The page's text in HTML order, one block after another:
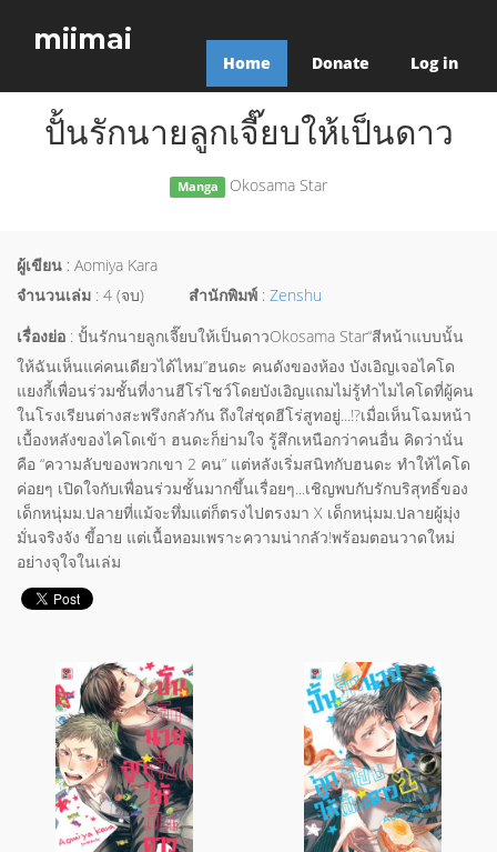
miimai
Home Donate Log in
ปั้นรักนายลูกเจี๊ยบให้เป็นดาว
Manga Okosama Star
ผู้เขียน : Aomiya Kara
จำนวนเล่ม : 4 (จบ) สำนักพิมพ์ : Zenshu
เรื่องย่อ : ปั้นรักนายลูกเจี๊ยบให้เป็นดาวOkosama Star“สีหน้าแบบนั้น
ให้ฉันเห็นแค่คนเดียวได้ไหม”ฮนดะ คนดังของห้อง บังเอิญเจอไคโด
แยงกี้เพื่อนร่วมชั้นที่งานฮีโร่โชว์โดยบังเอิญแถมไม่รู้ทำไมไคโดที่ผู้คน
ในโรงเรียนต่างสะพรึงกลัวกัน ถึงใส่ชุดฮีโร่สูทอยู่...!?เมื่อเห็นโฉมหน้า
เบื้องหลังของไคโดเข้า ฮนดะก็ย่ามใจ รู้สึกเหนือกว่าคนอื่น คิดว่านั่น
คือ “ความลับของพวกเขา 2 คน” แต่หลังเริ่มสนิทกับฮนดะ ทำให้ไคโด
ค่อยๆ เปิดใจกับเพื่อนร่วมชั้นมากขึ้นเรื่อยๆ...เชิญพบกับรักบริสุทธิ์ของ
เด็กหนุ่มม.ปลายที่แม้จะทึ่มแต่ก็ตรงไปตรงมา X เด็กหนุ่มม.ปลายผู้มุ่ง
มั่นจริงจัง ขี้อาย แต่เนื้อหอมเพราะความน่ากลัว!พร้อมตอนวาดใหม่
อย่างจุใจในเล่ม